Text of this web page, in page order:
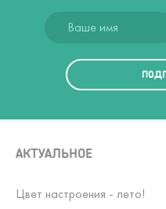
АКТУАЛЬНОЕ
Цвет настроения - лето!